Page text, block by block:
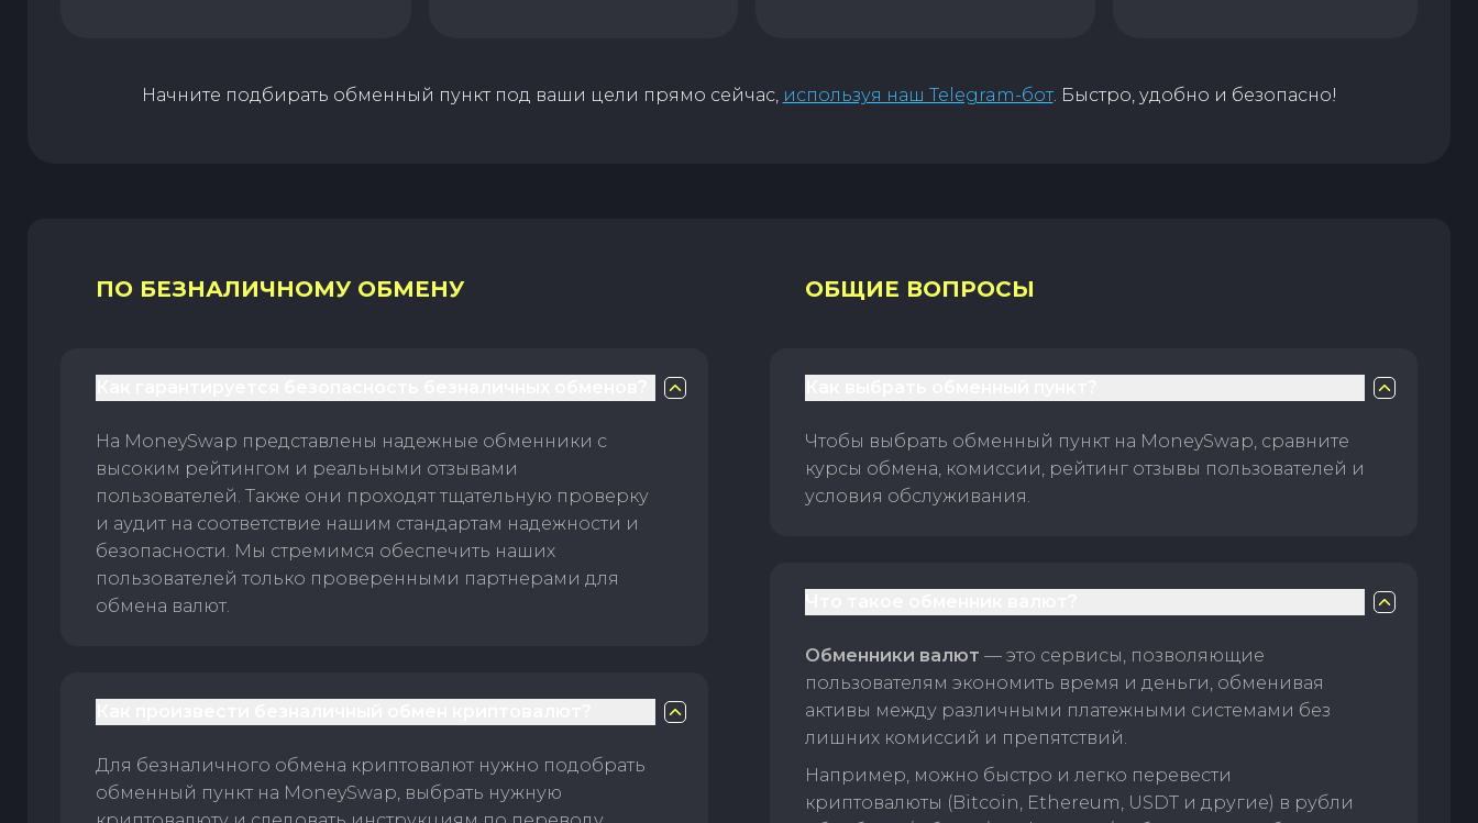
Начните подбирать обменный пункт под ваши цели прямо сейчас, используя наш Telegram-бот. Быстро, удобно и безопасно!
ПО БЕЗНАЛИЧНОМУ ОБМЕНУ
На MoneySwap представлены надежные обменники с
высоким рейтингом и реальными отзывами
пользователей. Также они проходят тщательную проверку
и аудит на соответствие нашим стандартам надежности и
безопасности. Мы стремимся обеспечить наших
пользователей только проверенными партнерами для
обмена валют.
Для безналичного обмена криптовалют нужно подобрать
обменный пункт на MoneySwap, выбрать нужную
ОБЩИЕ ВОПРОСЫ
Чтобы выбрать обменный пункт на MoneySwap, сравните
курсы обмена, комиссии, рейтинг отзывы пользователей и
условия обслуживания.
Обменники валют — это сервисы, позволяющие
пользователям экономить время и деньги, обменивая
активы между различными платежными системами без
лишних комиссий и препятствий.
Например, можно быстро и легко перевести
криптовалюты (Bitcoin, Ethereum, USDT и другие) в рубли